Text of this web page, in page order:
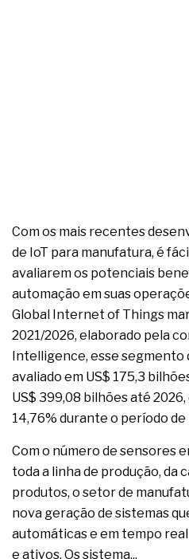
Com os mais recentes
de IoT para manufatura, é
avaliarem os potenciais
automação em suas
Global Internet of Things
2021/2026, elaborado pela
Intelligence, esse segmento
avaliado em US$ 175,3
US$ 399,08 bilhões até
14,76% durante o período de
Com o número de sensores
toda a linha de produção, da
produtos, o setor de
nova geração de sistemas
automáticas e em tempo
e ativos. Os sistema...